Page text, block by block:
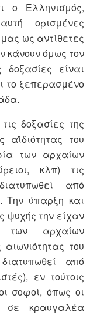
ο Ελληνισμός,
ορισμένες
ως αντίθετες
κάνουν όμως τον
είναι
το ξεπερασμένο
δοξασίες της
του
των αρχαίων
κλπ) τις
από
Την ύπαρξη και
ψυχής την είχαν
των αρχαίων
του
από
εν τούτοις
σοφοί, όπως οι
σε κραυγαλέα